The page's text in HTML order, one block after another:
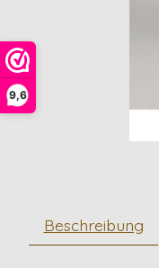
9,6
Beschreibung